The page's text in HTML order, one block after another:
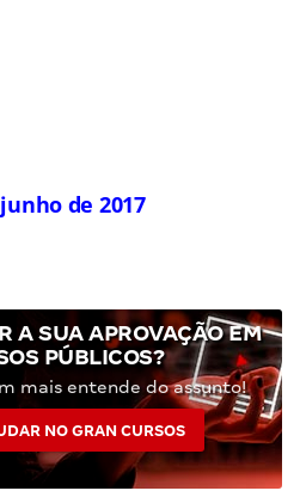
de 2017
A SUA APROVAÇÃO EM
PÚBLICOS?
mais entende do assunto!
NO GRAN CURSOS